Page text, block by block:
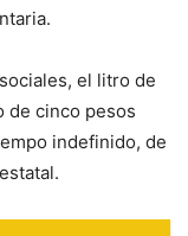
el litro de
de cinco pesos
indefinido, de